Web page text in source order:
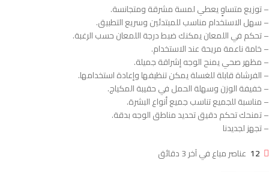
– توزيع متساوٍ يعطي لمسة مشرقة ومتجانسة.
– سهل الاستخدام مناسب للمبتدئين وسريع التطبيق.
– تحكم في اللمعان يمكنك ضبط درجة اللمعان حسب الرغبة.
– خامة ناعمة مريحة عند الاستخدام.
– مظهر صحي يمنح الوجه إشراقة جميلة.
– الفرشاة قابلة للغسلة يمكن تنظيفها وإعادة استخدامها.
– خفيفة الوزن وسهلة الحمل في حقيبة المكياج.
– مناسبة للجميع تناسب جميع أنواع البشرة.
– تمنحك تحكم دقيق تحديد مناطق الوجه بدقة.
– تجهز لجديدنا
12 عناصر مباع في آخر 3 دقائق